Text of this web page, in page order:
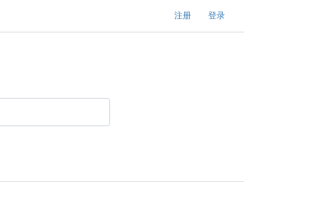
注册 登录